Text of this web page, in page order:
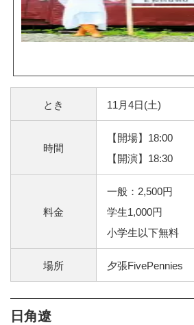
とき 11月4日(土)
時間
【開場】18:00
【開演】18:30
料金
一般：2,500円
学生1,000円
小学生以下無料
場所 夕張FivePennies
日角遼